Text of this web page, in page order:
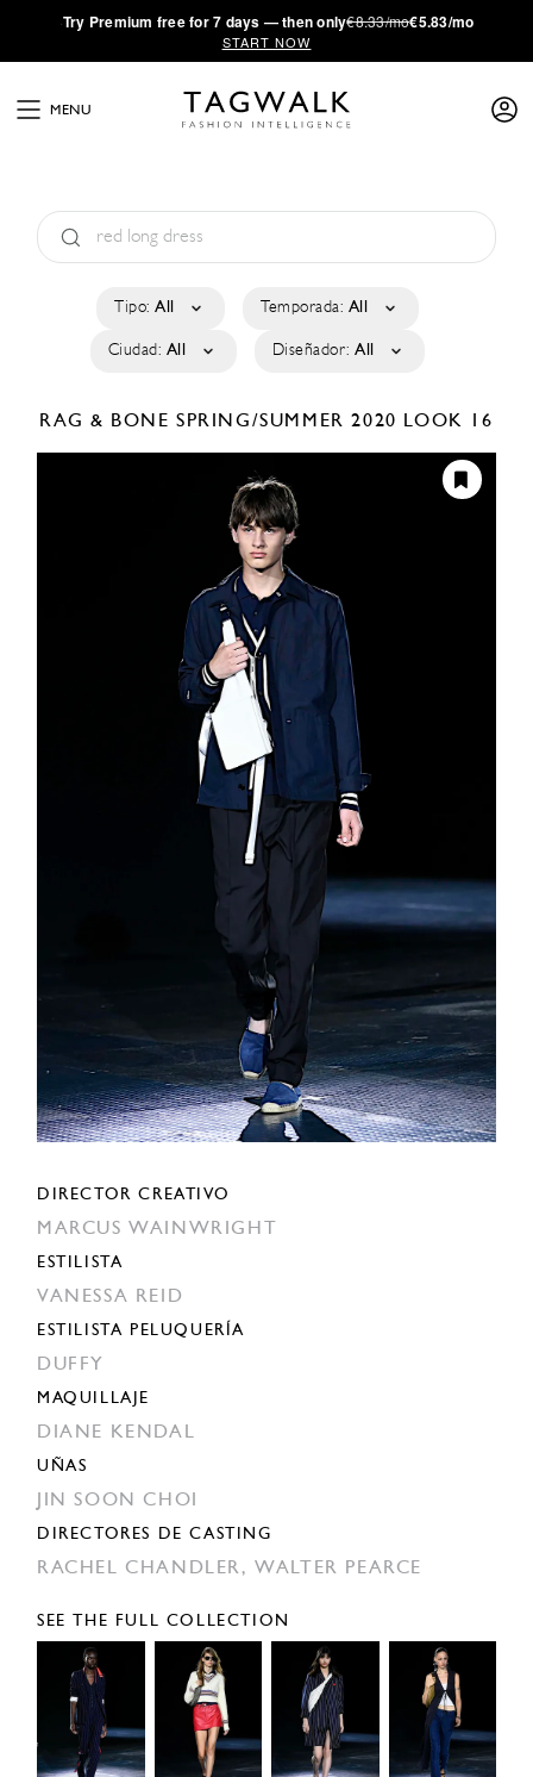
·Try Premium free for 7 days — then only€8.33/mo€5.83/mo
START NOW
MENU
Tipo: All Temporada: All
Ciudad: All Diseñador: All
RAG & BONE SPRING/SUMMER 2020 LOOK 16
DIRECTOR CREATIVO
MARCUS WAINWRIGHT
ESTILISTA
VANESSA REID
ESTILISTA PELUQUERÍA
DUFFY
MAQUILLAJE
DIANE KENDAL
UÑAS
JIN SOON CHOI
DIRECTORES DE CASTING
RACHEL CHANDLER,WALTER PEARCE
SEE THE FULL COLLECTION